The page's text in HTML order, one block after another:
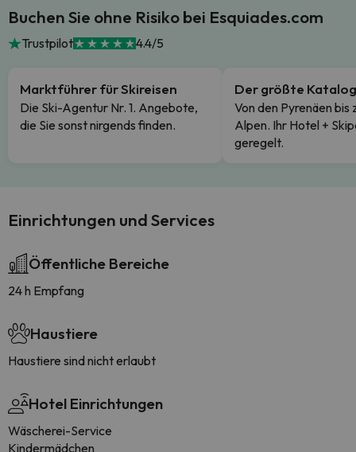
Buchen Sie ohne Risiko bei Esquiades.com
Trustpilot 4.4/5
Marktführer für Skireisen
Die Ski-Agentur Nr. 1. Angebote,
die Sie sonst nirgends finden.
Der größte Katalog
Von den Pyrenäen bis
Alpen. Ihr Hotel +
geregelt.
Einrichtungen und Services
Öffentliche Bereiche
24 h Empfang
Haustiere
Haustiere sind nicht erlaubt
Hotel Einrichtungen
Wäscherei-Service
Kindermädchen